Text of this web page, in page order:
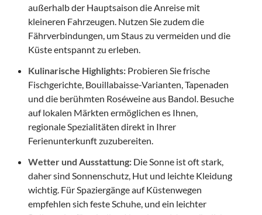
außerhalb der Hauptsaison die Anreise mit
kleineren Fahrzeugen. Nutzen Sie zudem die
Fährverbindungen, um Staus zu vermeiden und die
Küste entspannt zu erleben.
Kulinarische Highlights: Probieren Sie frische
Fischgerichte, Bouillabaisse-Varianten, Tapenaden
und die berühmten Roséweine aus Bandol. Besuche
auf lokalen Märkten ermöglichen es Ihnen,
regionale Spezialitäten direkt in Ihrer
Ferienunterkunft zuzubereiten.
Wetter und Ausstattung: Die Sonne ist oft stark,
daher sind Sonnenschutz, Hut und leichte Kleidung
wichtig. Für Spaziergänge auf Küstenwegen
empfehlen sich feste Schuhe, und ein leichter